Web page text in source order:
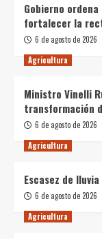
Gobierno
fortalecer la
6 de agosto de 2026
Agricultura
Ministro Vinelli
transformación
6 de agosto de 2026
Agricultura
Escasez de
6 de agosto de 2026
Agricultura